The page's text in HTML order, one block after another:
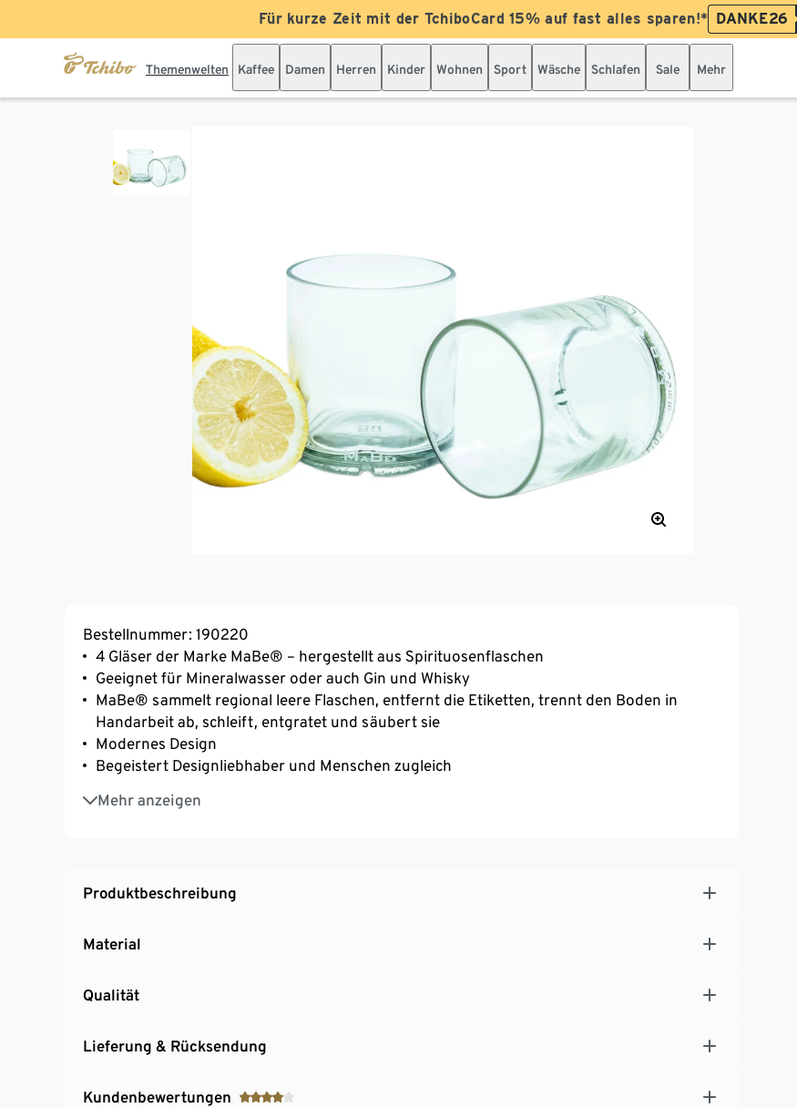
Für kurze Zeit mit der TchiboCard 15% auf fast alles sparen!* DANKE26
Themenwelten Kaffee Damen Herren Kinder Wohnen Sport Wäsche Schlafen Sale Mehr
Bestellnummer: 190220
4 Gläser der Marke MaBe® – hergestellt aus Spirituosenflaschen
Geeignet für Mineralwasser oder auch Gin und Whisky
MaBe® sammelt regional leere Flaschen, entfernt die Etiketten, trennt den Boden in
Handarbeit ab, schleift, entgratet und säubert sie
Modernes Design
Begeistert Designliebhaber und Menschen zugleich
Mehr anzeigen
Spülmaschinengeeignet
MaBe® betreibt Upcycling aus Leergut
Produktbeschreibung
Material
Qualität
Lieferung & Rücksendung
Kundenbewertungen